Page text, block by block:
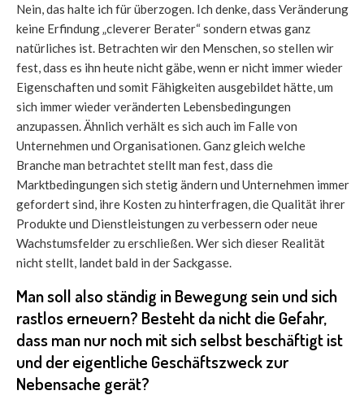
Nein, das halte ich für überzogen. Ich denke, dass Veränderung
keine Erfindung „cleverer Berater“ sondern etwas ganz
natürliches ist. Betrachten wir den Menschen, so stellen wir
fest, dass es ihn heute nicht gäbe, wenn er nicht immer wieder
Eigenschaften und somit Fähigkeiten ausgebildet hätte, um
sich immer wieder veränderten Lebensbedingungen
anzupassen. Ähnlich verhält es sich auch im Falle von
Unternehmen und Organisationen. Ganz gleich welche
Branche man betrachtet stellt man fest, dass die
Marktbedingungen sich stetig ändern und Unternehmen immer
gefordert sind, ihre Kosten zu hinterfragen, die Qualität ihrer
Produkte und Dienstleistungen zu verbessern oder neue
Wachstumsfelder zu erschließen. Wer sich dieser Realität
nicht stellt, landet bald in der Sackgasse.
Man soll also ständig in Bewegung sein und sich
rastlos erneuern? Besteht da nicht die Gefahr,
dass man nur noch mit sich selbst beschäftigt ist
und der eigentliche Geschäftszweck zur
Nebensache gerät?